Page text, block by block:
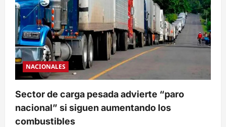
NACIONALES
Sector de carga pesada advierte “paro
nacional” si siguen aumentando los
combustibles